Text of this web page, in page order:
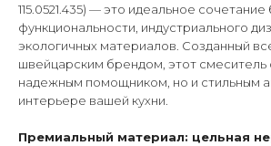
115.0521.435) — это идеальное
функциональности, индустриального
экологичных материалов. Созданный
швейцарским брендом, этот смеситель
надежным помощником, но и стильным
интерьере вашей кухни.
Премиальный материал: цельная